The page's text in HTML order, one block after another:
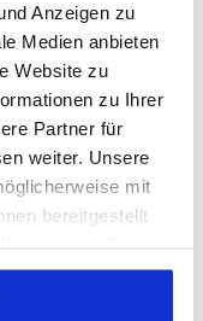
Anzeigen zu
Medien anbieten
Website zu
zu Ihrer
Partner für
weiter. Unsere
mit
bereitgestellt